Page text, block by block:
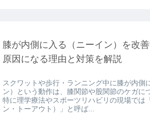
膝が内側に入る（ニーイン）を改
原因になる理由と対策を解説
スクワットや歩行・ランニング中に膝が内側
ン）という動作は、膝関節や股関節のケガに
特に理学療法やスポーツリハビリの現場では
ン・トーアウト）」と呼ば...